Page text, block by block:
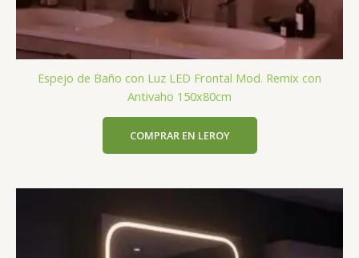
Espejo de Baño con Luz LED Frontal Mod. Remix con
Antivaho 150x80cm
COMPRAR EN LEROY